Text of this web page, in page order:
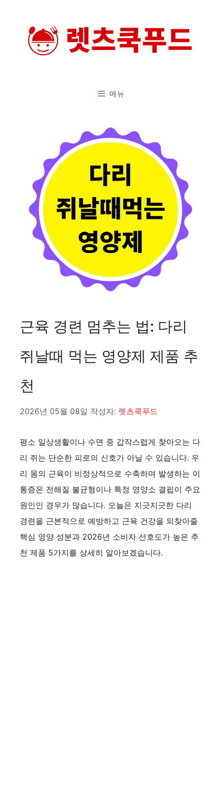
메뉴
근육 경련 멈추는 법: 다리
쥐날때 먹는 영양제 제품 추
천
2026년 05월 08일 작성자: 렛츠쿡푸드
평소 일상생활이나 수면 중 갑작스럽게 찾아오는 다
리 쥐는 단순한 피로의 신호가 아닐 수 있습니다. 우
리 몸의 근육이 비정상적으로 수축하며 발생하는 이
통증은 전해질 불균형이나 특정 영양소 결핍이 주요
원인인 경우가 많습니다. 오늘은 지긋지긋한 다리
경련을 근본적으로 예방하고 근육 건강을 되찾아줄
핵심 영양 성분과 2026년 소비자 선호도가 높은 추
천 제품 5가지를 상세히 알아보겠습니다.